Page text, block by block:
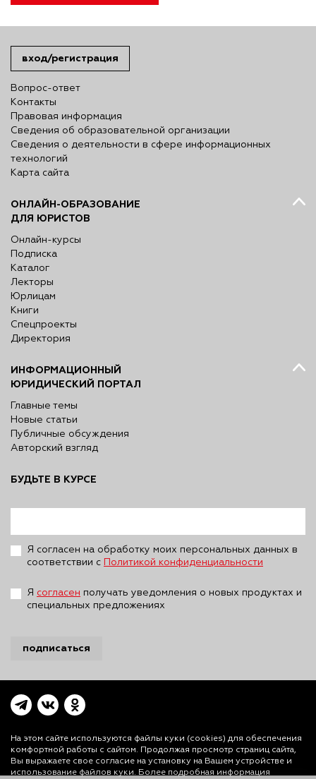
вход/регистрация
Вопрос-ответ
Контакты
Правовая информация
Сведения об образовательной организации
Сведения о деятельности в сфере информационных
технологий
Карта сайта
ОНЛАЙН-ОБРАЗОВАНИЕ
ДЛЯ ЮРИСТОВ
Онлайн-курсы
Подписка
Каталог
Лекторы
Юрлицам
Книги
Спецпроекты
Директория
ИНФОРМАЦИОННЫЙ
ЮРИДИЧЕСКИЙ ПОРТАЛ
Главные темы
Новые статьи
Публичные обсуждения
Авторский взгляд
БУДЬТЕ В КУРСЕ
Я согласен на обработку моих персональных данных в
соответствии с
Политикой конфиденциальности
Я согласен получать уведомления о новых продуктах и
специальных предложениях
подписаться
На этом сайте используются файлы куки (cookies) для обеспечения
комфортной работы с сайтом. Продолжая просмотр страниц сайта,
Вы выражаете свое согласие на установку на Вашем устройстве и
использование файлов куки. Более подробная информация
На этом сайте используются файлы куки (cookies) для обеспечения